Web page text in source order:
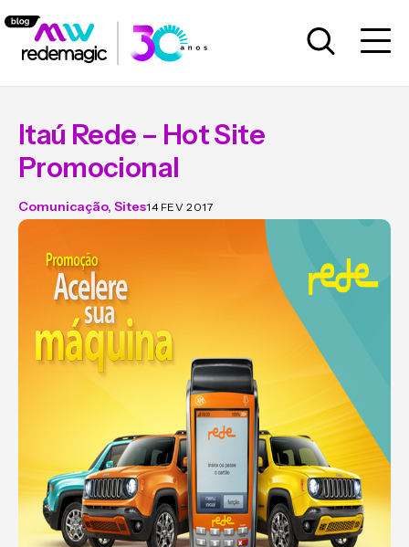
Itaú Rede – Hot Site
Promocional
Comunicação, Sites14 FEV 2017